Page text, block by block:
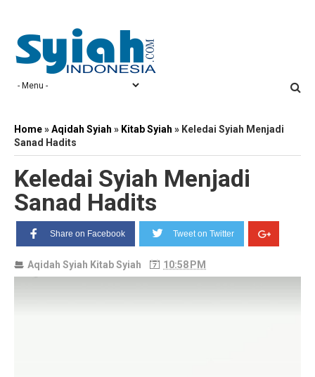
Home»Aqidah Syiah » Kitab Syiah » Keledai Syiah Menjadi
Sanad Hadits
Keledai Syiah Menjadi
Sanad Hadits
Share on Facebook Tweet on Twitter
Aqidah Syiah Kitab Syiah 10:58 PM